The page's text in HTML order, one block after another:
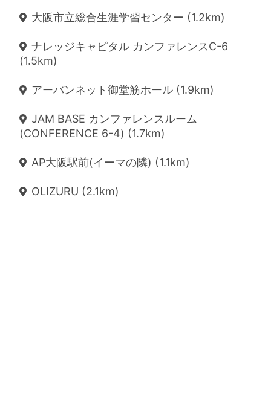
大阪市立総合生涯学習センター (1.2km)
ナレッジキャピタル カンファレンスC-6
(1.5km)
アーバンネット御堂筋ホール (1.9km)
JAM BASE カンファレンスルーム
(CONFERENCE 6-4) (1.7km)
AP大阪駅前(イーマの隣) (1.1km)
OLIZURU (2.1km)